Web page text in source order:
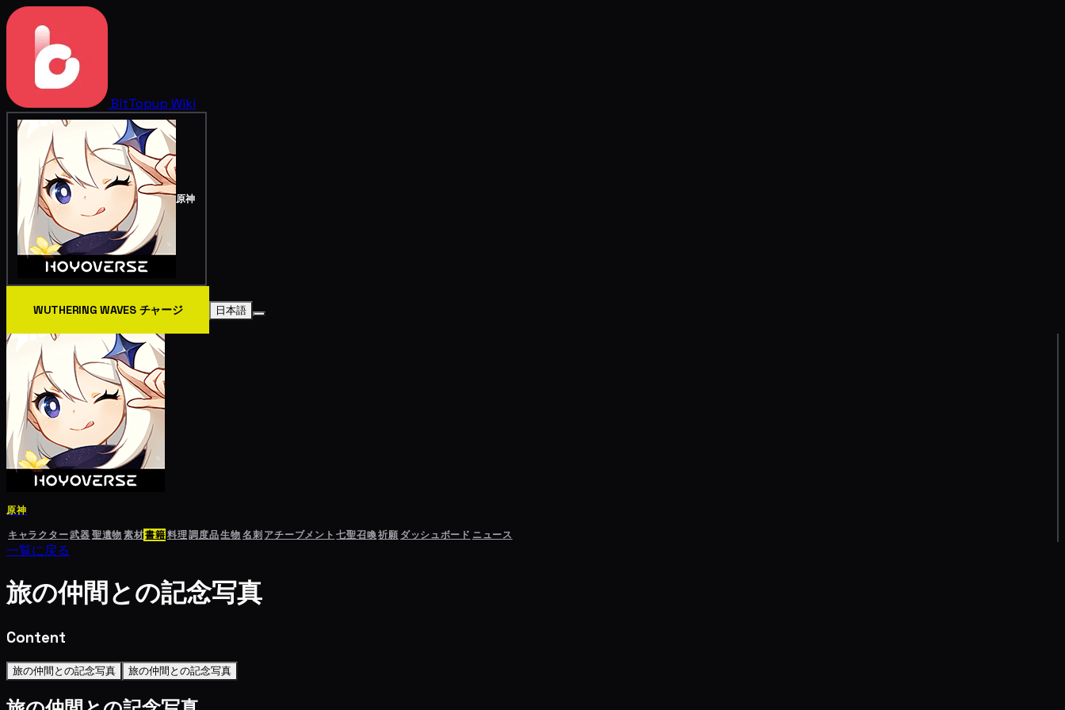
BitTopup Wiki
原神
WUTHERING WAVES チャージ 日本語
原神
キャラクター武器聖遺物素材書籍料理調度品生物名刺 アチーブメント 七聖召喚祈願 ダッシュボード ニュース
一覧に戻る
旅の仲間との記念写真
Content
旅の仲間との記念写真 旅の仲間との記念写真